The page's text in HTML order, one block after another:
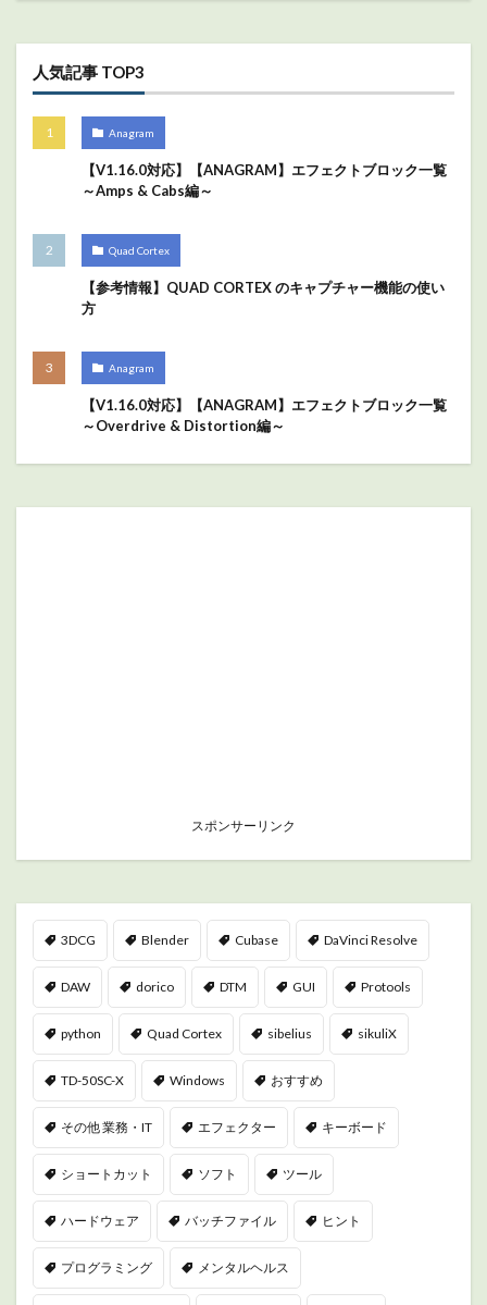
人気記事 TOP3
Anagram
【V1.16.0対応】【ANAGRAM】エフェクトブロック一覧
～Amps & Cabs編～
Quad Cortex
【参考情報】QUAD CORTEX のキャプチャー機能の使い
方
Anagram
【V1.16.0対応】【ANAGRAM】エフェクトブロック一覧
～Overdrive & Distortion編～
スポンサーリンク
3DCG Blender Cubase DaVinci Resolve
DAW dorico DTM GUI Protools
python Quad Cortex sibelius sikuliX
TD-50SC-X Windows おすすめ
その他 業務・IT エフェクター キーボード
ショートカット ソフト ツール
ハードウェア バッチファイル ヒント
プログラミング メンタルヘルス